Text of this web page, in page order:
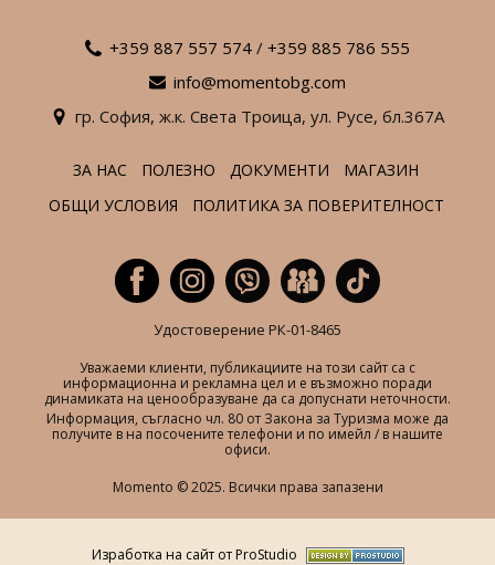
+359 887 557 574 / +359 885 786 555
info@momentobg.com
гр. София, ж.к. Света Троица, ул. Русе, бл.367А
ЗА НАС ПОЛЕЗНО ДОКУМЕНТИ
МАГАЗИН
ОБЩИ УСЛОВИЯ
ПОЛИТИКА ЗА ПОВЕРИТЕЛНОСТ
Удостоверение РК-01-8465
Уважаеми клиенти, публикациите на този сайт са с
информационна и рекламна цел и е възможно поради
динамиката на ценообразуване да са допуснати неточности.
Информация, съгласно чл. 80 от Закона за Туризма може да
получите в на посочените телефони и по имейл / в нашите
офиси.
Momento © 2025. Всички права запазени
Изработка на сайт от ProStudio